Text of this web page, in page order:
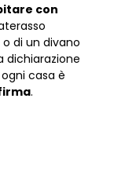
con
o di un divano
dichiarazione
casa è
.